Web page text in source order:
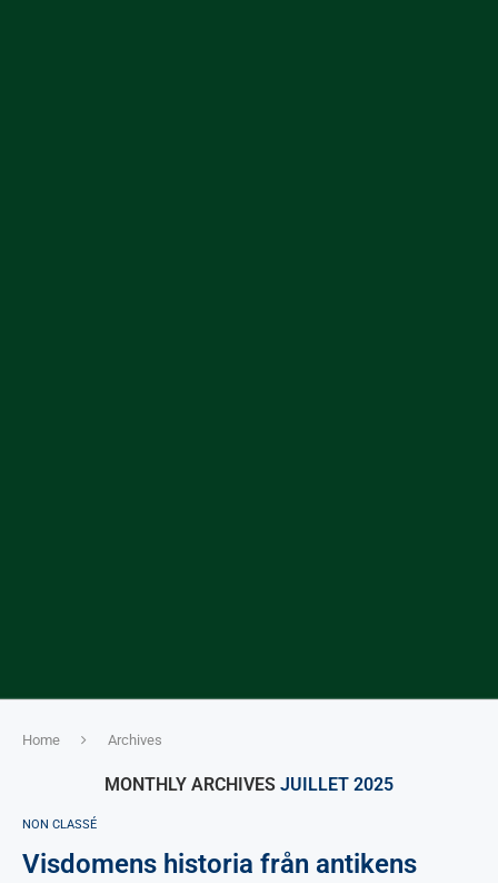
Home Archives
MONTHLY ARCHIVES JUILLET 2025
NON CLASSÉ
Visdomens historia från antikens